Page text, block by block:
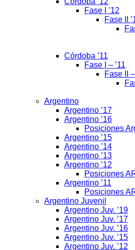
Fase I ’12
Fase II
Córdoba ’11
Fase I – ’11
Fase II –
Argentino
Argentino ’17
Argentino ’16
Posiciones
Argentino ’15
Argentino ’14
Argentino ’13
Argentino ’12
Posiciones
Argentino ’11
Posiciones
Argentino Juvenil
Argentino Juv. ’19
Argentino Juv. ’17
Argentino Juv. ’16
Argentino Juv. ’15
Argentino Juv. ’12